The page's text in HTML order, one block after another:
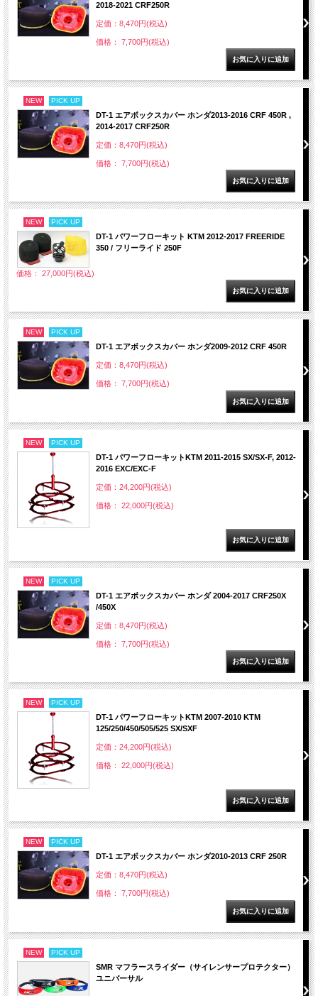
2018-2021 CRF250R
定価：8,470円(税込)
価格： 7,700円(税込)
NEW PICK UP
DT-1 エアボックスカバー ホンダ2013-2016 CRF 450R ,
2014-2017 CRF250R
定価：8,470円(税込)
価格： 7,700円(税込)
NEW PICK UP
DT-1 パワーフローキット KTM 2012-2017 FREERIDE
350 / フリーライド 250F
価格： 27,000円(税込)
NEW PICK UP
DT-1 エアボックスカバー ホンダ2009-2012 CRF 450R
定価：8,470円(税込)
価格： 7,700円(税込)
NEW PICK UP
DT-1 パワーフローキットKTM 2011-2015 SX/SX-F, 2012-
2016 EXC/EXC-F
定価：24,200円(税込)
価格： 22,000円(税込)
NEW PICK UP
DT-1 エアボックスカバー ホンダ 2004-2017 CRF250X
/450X
定価：8,470円(税込)
価格： 7,700円(税込)
NEW PICK UP
DT-1 パワーフローキットKTM 2007-2010 KTM
125/250/450/505/525 SX/SXF
定価：24,200円(税込)
価格： 22,000円(税込)
NEW PICK UP
DT-1 エアボックスカバー ホンダ2010-2013 CRF 250R
定価：8,470円(税込)
価格： 7,700円(税込)
NEW PICK UP
SMR マフラースライダー（サイレンサープロテクター）
ユニバーサル